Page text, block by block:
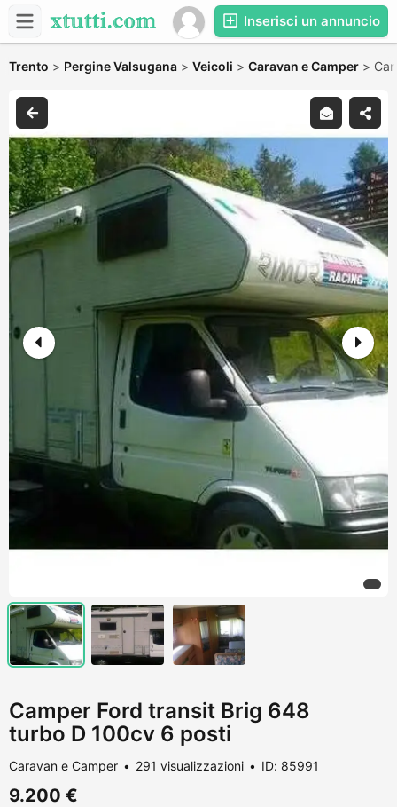
Inserisci un annuncio
Trento > Pergine Valsugana > Veicoli > Caravan e Camper >
Camper Ford transit Brig 648
turbo D 100cv 6 posti
Caravan e Camper 291 visualizzazioni ID: 85991
9.200 €